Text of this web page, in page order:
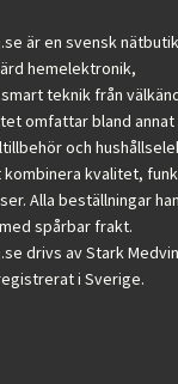
är en svensk nätbutik
hemelektronik,
teknik från
omfattar bland annat
och
kvalitet,
Alla beställningar
spårbar frakt.
drivs av Stark
i Sverige.